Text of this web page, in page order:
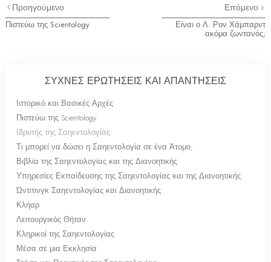
Προηγούμενο
Πιστεύω της Scientology
Επόμενο
Είναι ο Λ. Ρον Χάμπαρντ
ακόμα ζωντανός;
ΣΥΧΝΕΣ ΕΡΩΤΗΣΕΙΣ ΚΑΙ ΑΠΑΝΤΗΣΕΙΣ
Ιστορικό και Βασικές Αρχές
Πιστεύω της Scientology
Ιδρυτής της Σαηεντολογίας
Τι μπορεί να δώσει η Σαηεντολογία σε ένα Άτομο;
Βιβλία της Σαηεντολογίας και της Διανοητικής
Υπηρεσίες Εκπαίδευσης της Σαηεντολογίας και της Διανοητικής
Ώντιτινγκ Σαηεντολογίας και Διανοητικής
Κλήαρ
Λειτουργικός Θήταν
Κληρικοί της Σαηεντολογίας
Μέσα σε μια Εκκλησία